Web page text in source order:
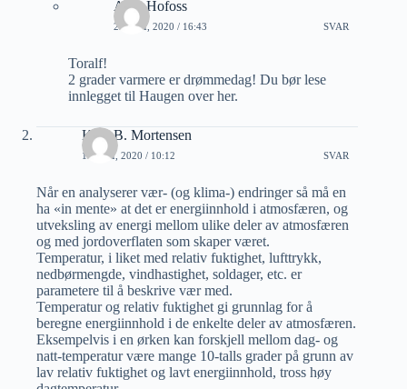
Arne Hofoss
23 MAI, 2020 / 16:43 SVAR
Toralf!
2 grader varmere er drømmedag! Du bør lese
innlegget til Haugen over her.
Kjell B. Mortensen
19 MAI, 2020 / 10:12 SVAR
Når en analyserer vær- (og klima-) endringer så må en
ha «in mente» at det er energiinnhold i atmosfæren, og
utveksling av energi mellom ulike deler av atmosfæren
og med jordoverflaten som skaper været.
Temperatur, i liket med relativ fuktighet, lufttrykk,
nedbørmengde, vindhastighet, soldager, etc. er
parametere til å beskrive vær med.
Temperatur og relativ fuktighet gi grunnlag for å
beregne energiinnhold i de enkelte deler av atmosfæren.
Eksempelvis i en ørken kan forskjell mellom dag- og
natt-temperatur være mange 10-talls grader på grunn av
lav relativ fuktighet og lavt energiinnhold, tross høy